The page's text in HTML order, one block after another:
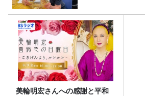
美輪明宏さんへの感謝と平和